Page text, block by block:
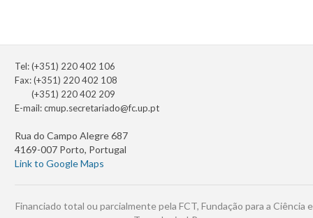
Tel: (+351) 220 402 106
Fax: (+351) 220 402 108
(+351) 220 402 209
E-mail:cmup.secretariado@fc.up.pt
Rua do Campo Alegre 687
4169-007 Porto, Portugal
Link to Google Maps
Financiado total ou parcialmente pela FCT, Fundação para a Ciência e